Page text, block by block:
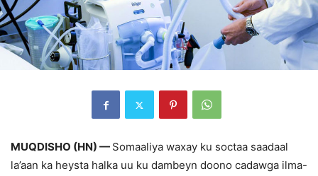
MUQDISHO (HN) — Somaaliya waxay ku soctaa saadaal
la’aan ka heysta halka uu ku dambeyn doono cadawga ilma-